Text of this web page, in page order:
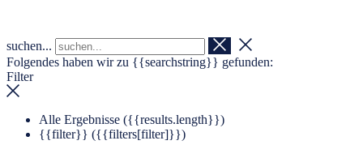
suchen...
Folgendes haben wir zu {{searchstring}} gefunden:
Filter
Alle Ergebnisse ({{results.length}})
{{filter}} ({{filters[filter]}})